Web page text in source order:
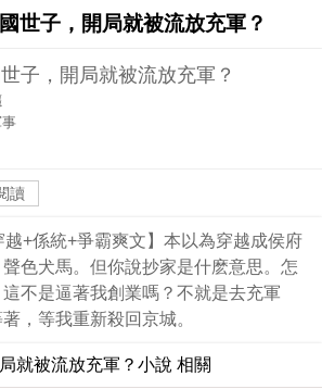
世子，開局就被流放充軍？
子，開局就被流放充軍？
讀
越+係統+爭霸爽文】本以為穿越成侯府
色犬馬。但你說抄家是什麽意思。怎
不是逼著我創業嗎？不就是去充軍
，等我重新殺回京城。
就被流放充軍？小說 相關